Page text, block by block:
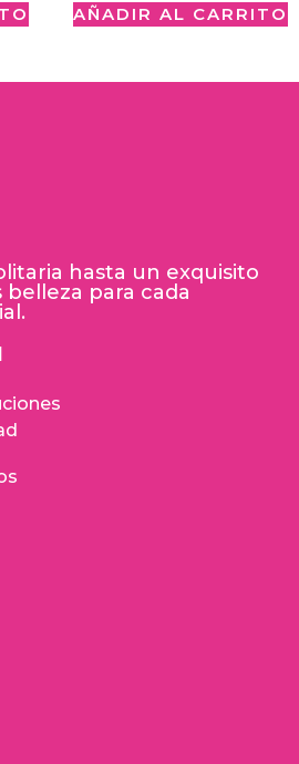
AÑADIR AL CARRITO
hasta un exquisito
para cada